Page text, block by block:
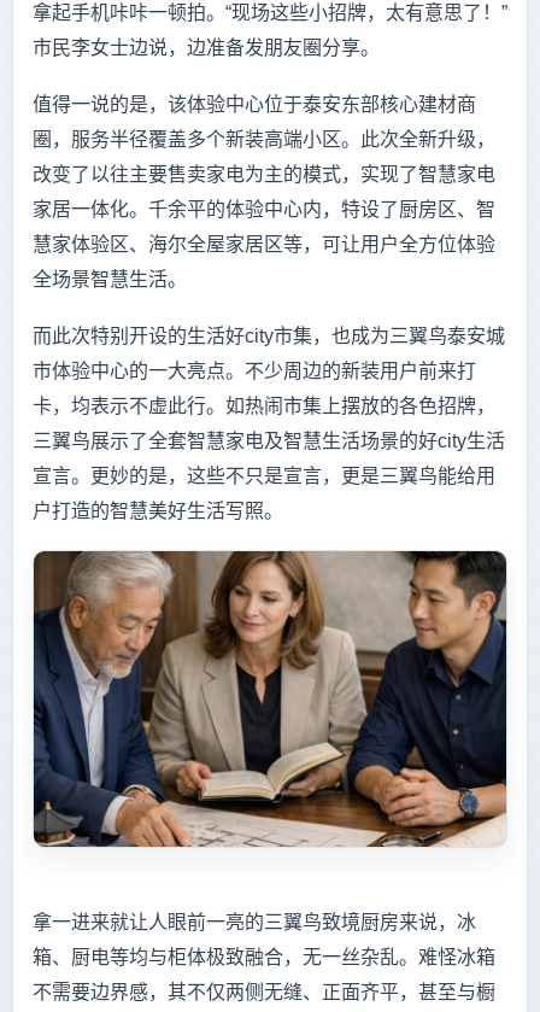
拿起手机咔咔一顿拍。“现场这些小招牌，太有意思了！”
市民李女士边说，边准备发朋友圈分享。
值得一说的是，该体验中心位于泰安东部核心建材商
圈，服务半径覆盖多个新装高端小区。此次全新升级，
改变了以往主要售卖家电为主的模式，实现了智慧家电
家居一体化。千余平的体验中心内，特设了厨房区、智
慧家体验区、海尔全屋家居区等，可让用户全方位体验
全场景智慧生活。
而此次特别开设的生活好city市集，也成为三翼鸟泰安城
市体验中心的一大亮点。不少周边的新装用户前来打
卡，均表示不虚此行。如热闹市集上摆放的各色招牌，
三翼鸟展示了全套智慧家电及智慧生活场景的好city生活
宣言。更妙的是，这些不只是宣言，更是三翼鸟能给用
户打造的智慧美好生活写照。
拿一进来就让人眼前一亮的三翼鸟致境厨房来说，冰
箱、厨电等均与柜体极致融合，无一丝杂乱。难怪冰箱
不需要边界感，其不仅两侧无缝、正面齐平，甚至与橱